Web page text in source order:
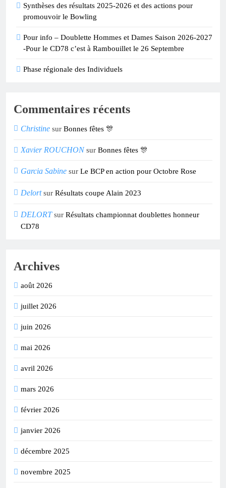
Synthèses des résultats 2025-2026 et des actions pour
promouvoir le Bowling
Pour info – Doublette Hommes et Dames Saison 2026-2027
-Pour le CD78 c’est à Rambouillet le 26 Septembre
Phase régionale des Individuels
Commentaires récents
Christine sur Bonnes fêtes 🎊
Xavier ROUCHONsur Bonnes fêtes 🎊
Garcia Sabine sur Le BCP en action pour Octobre Rose
Delortsur Résultats coupe Alain 2023
DELORTsur Résultats championnat doublettes honneur
CD78
Archives
août 2026
juillet 2026
juin 2026
mai 2026
avril 2026
mars 2026
février 2026
janvier 2026
décembre 2025
novembre 2025